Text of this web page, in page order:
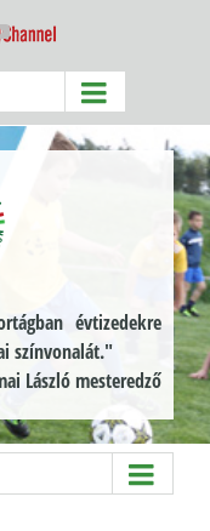
YouTube
évtizedekre
színvonalát."
László mesteredző